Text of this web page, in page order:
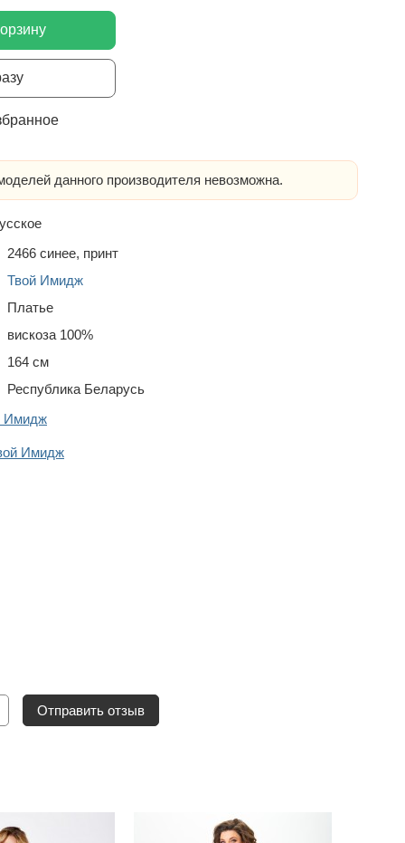
данного производителя невозможна.
2466 синее, принт
Твой Имидж
Платье
вискоза 100%
164 см
Республика Беларусь
Имидж
Имидж
Отправить отзыв